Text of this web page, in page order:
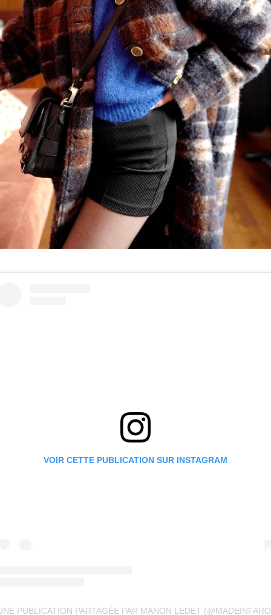
VOIR CETTE PUBLICATION SUR INSTAGRAM
PUBLICATION PARTAGÉE PAR MANON LEDET